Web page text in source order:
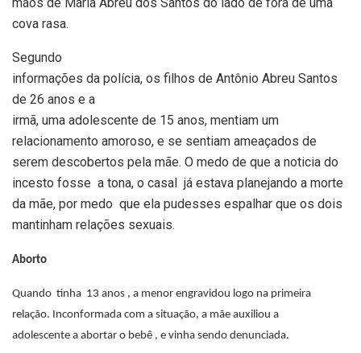
cova rasa.
Segundo
informações da polícia, os filhos de Antônio Abreu Santos
de 26 anos e a
irmã, uma adolescente de 15 anos, mentiam um
relacionamento amoroso, e se sentiam ameaçados de
serem descobertos pela mãe. O medo de que a noticia do
incesto fosse a tona, o casal já estava planejando a morte
da mãe, por medo que ela pudesses espalhar que os dois
mantinham relações sexuais.
Aborto
Quando tinha 13 anos , a menor engravidou logo na primeira
relação. Inconformada com a situação, a mãe auxiliou a
adolescente a abortar o bebê , e vinha sendo denunciada.